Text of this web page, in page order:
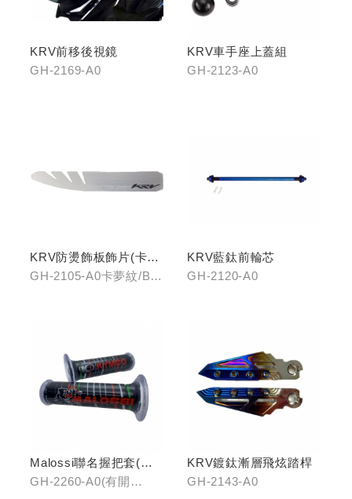
KRV前移後視鏡
GH-2169-A0
KRV車手座上蓋組
GH-2123-A0
KRV防燙飾板飾片(卡夢
紋/金屬髮絲)
GH-2105-A0卡夢紋/B0
KRV藍鈦前輪芯
GH-2120-A0
Malossi聯名握把套(有
開口)/(無開口)
GH-2260-A0(有開
KRV鍍鈦漸層飛炫踏桿
GH-2143-A0